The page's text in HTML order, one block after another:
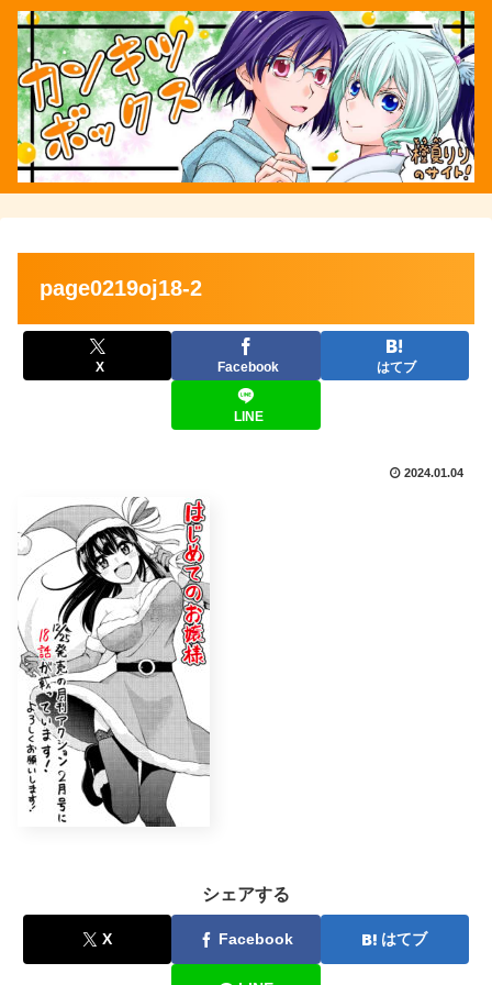
page0219oj18-2
X Facebook はてブ
LINE
2024.01.04
シェアする
X Facebook はてブ